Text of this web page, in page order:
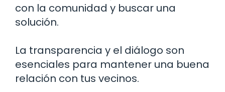
con la comunidad y buscar una
solución.
La transparencia y el diálogo son
esenciales para mantener una buena
relación con tus vecinos.